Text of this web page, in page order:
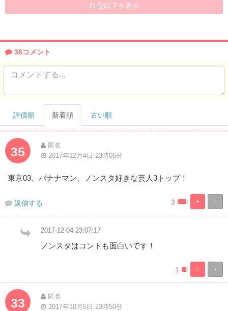
31位以下を表示
36コメント
評価順 新着順 古い順
35
匿名
2017年12月4日 23時06分
東京03、バナナマン、ノンスタ好きな芸人3トップ！
-
+
3
返信する
2017-12-04 23:07:17
ノンスタはコントも面白いです！
-
+
Complete
Complete
1
33
匿名
2017年10月5日 23時50分